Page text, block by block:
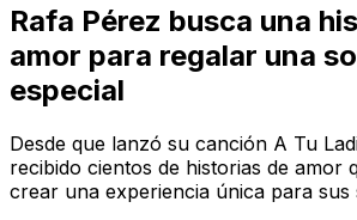
Rafa Pérez busca una
amor para regalar una
especial
Desde que lanzó su canción A Tu
recibido cientos de historias de amor
crear una experiencia única para sus